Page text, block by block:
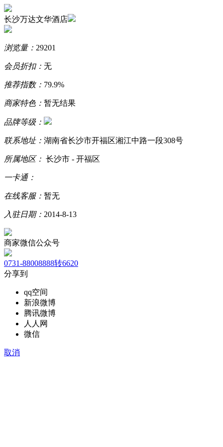
长沙万达文华酒店
浏览量： 29201
会员折扣： 无
推荐指数： 79.9%
商家特色： 暂无结果
品牌等级：
联系地址： 湖南省长沙市开福区湘江中路一段308号
所属地区： 长沙市 - 开福区
一卡通：
在线客服： 暂无
入驻日期： 2014-8-13
商家微信公众号
0731-88008888转6620
分享到
qq空间
新浪微博
腾讯微博
人人网
微信
取消